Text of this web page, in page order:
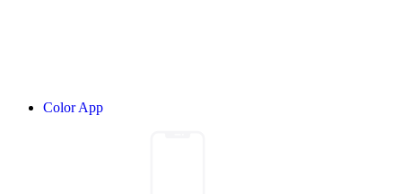
Color App